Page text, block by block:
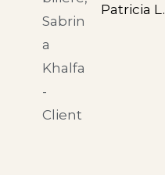
Patricia L.